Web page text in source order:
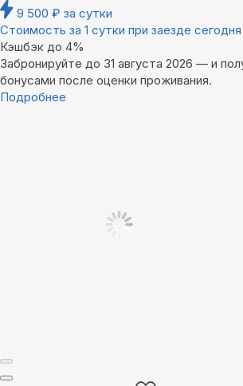
9 500 ₽ за сутки
Стоимость за 1 сутки при заезде сегодня
Кэшбэк до 4%
Забронируйте до 31 августа 2026 — и
бонусами после оценки проживания.
Подробнее